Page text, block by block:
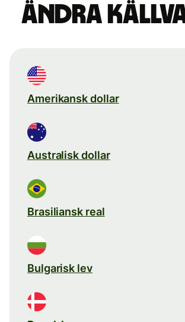
Ändra
Amerikansk dollar
Australisk dollar
Brasiliansk real
Bulgarisk lev